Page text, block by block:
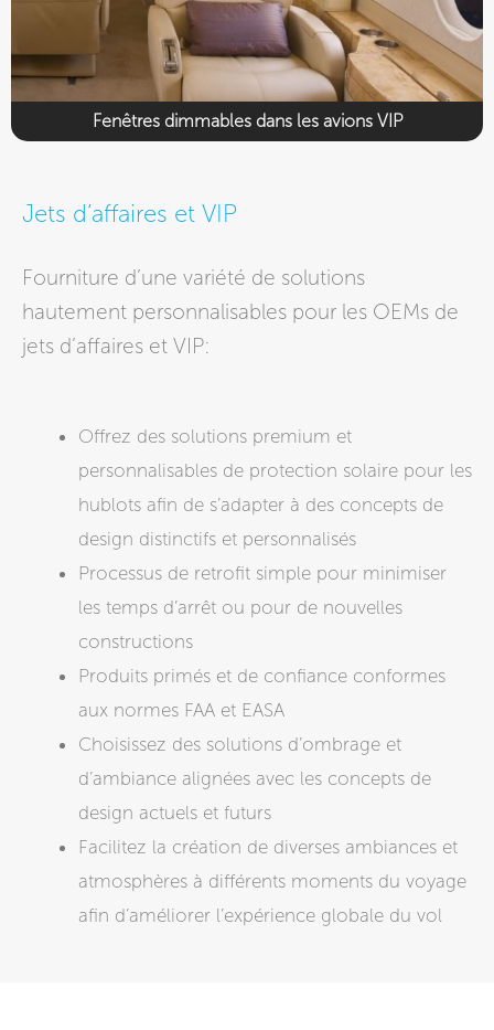
Fenêtres dimmables dans les avions VIP
Jets d’affaires et VIP
Fourniture d’une variété de solutions
hautement personnalisables pour les OEMs de
jets d’affaires et VIP:​​
Offrez des solutions premium et
personnalisables de protection solaire pour les
hublots afin de s’adapter à des concepts de
design distinctifs et personnalisés
Processus de retrofit simple pour minimiser
les temps d’arrêt ou pour de nouvelles
constructions
Produits primés et de confiance conformes
aux normes FAA et EASA
Choisissez des solutions d’ombrage et
d’ambiance alignées avec les concepts de
design actuels et futurs
Facilitez la création de diverses ambiances et
atmosphères à différents moments du voyage
afin d’améliorer l’expérience globale du vol